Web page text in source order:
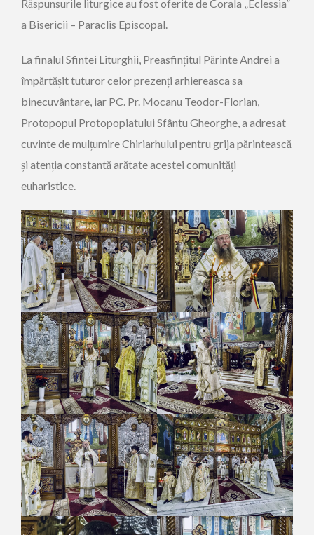
Răspunsurile liturgice au fost oferite de Corala „Eclessia”
a Bisericii – Paraclis Episcopal.
La finalul Sfintei Liturghii, Preasfințitul Părinte Andrei a
împărtășit tuturor celor prezenți arhiereasca sa
binecuvântare, iar PC. Pr. Mocanu Teodor-Florian,
Protopopul Protopopiatului Sfântu Gheorghe, a adresat
cuvinte de mulțumire Chiriarhului pentru grija părintească
și atenția constantă arătate acestei comunități
euharistice.